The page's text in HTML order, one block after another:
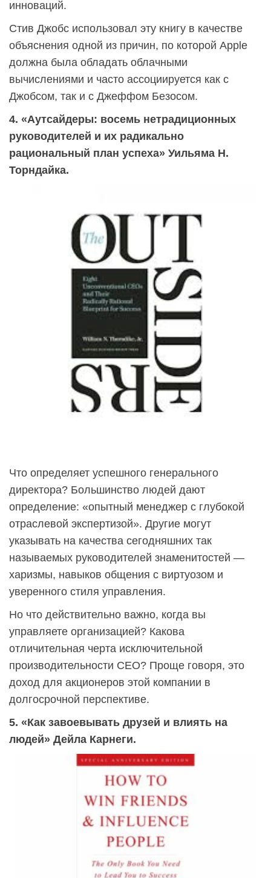
инноваций.
Стив Джобс использовал эту книгу в качестве
объяснения одной из причин, по которой Apple
должна была обладать облачными
вычислениями и часто ассоциируется как с
Джобсом, так и с Джеффом Безосом.
4. «Аутсайдеры: восемь нетрадиционных
руководителей и их радикально
рациональный план успеха» Уильяма Н.
Торндайка.
Что определяет успешного генерального
директора? Большинство людей дают
определение: «опытный менеджер с глубокой
отраслевой экспертизой». Другие могут
указывать на качества сегодняшних так
называемых руководителей знаменитостей —
харизмы, навыков общения с виртуозом и
уверенного стиля управления.
Но что действительно важно, когда вы
управляете организацией? Какова
отличительная черта исключительной
производительности CEO? Проще говоря, это
доход для акционеров этой компании в
долгосрочной перспективе.
5. «Как завоевывать друзей и влиять на
людей» Дейла Карнеги.